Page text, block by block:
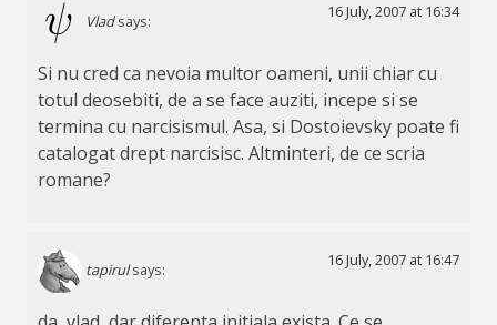
Vlad says:
16 July, 2007 at 16:34
Si nu cred ca nevoia multor oameni, unii chiar cu
totul deosebiti, de a se face auziti, incepe si se
termina cu narcisismul. Asa, si Dostoievsky poate fi
catalogat drept narcisisc. Altminteri, de ce scria
romane?
tapirul says:
16 July, 2007 at 16:47